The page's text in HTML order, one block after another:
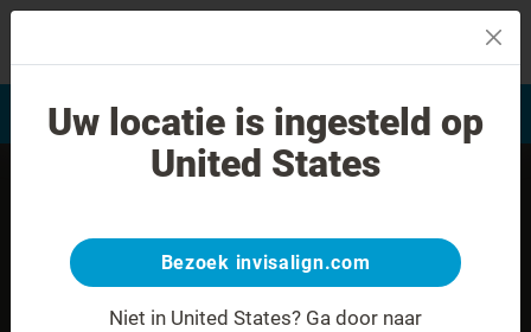
Αξιολόγηση χαμόγελου Εύρεση Ιατρού Invisalign
Uw locatie is ingesteld op
United States
Bezoek invisalign.com
Niet in United States? Ga door naar